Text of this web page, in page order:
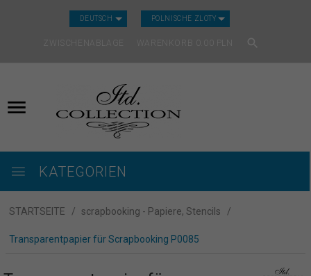
DEUTSCH CURRENCY_H
POLNISCHE ZLOTY
ZWISCHENABLAGE WARENKORB
KATEGORIEN
STARTSEITE scrapbooking - Papiere, Stencils
Transparentpapier für Scrapbooking P0085